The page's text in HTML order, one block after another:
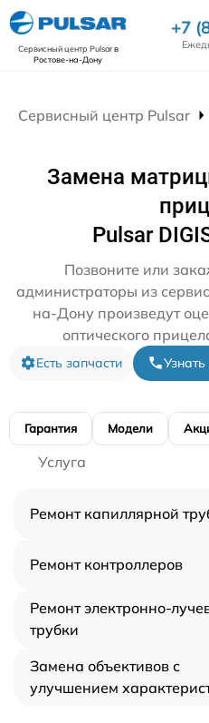
Сервисный центр Pulsarв
Ростове-на-Дону
+7
Сервисный центр Pulsar
Замена
Pulsar
Позвоните или
администраторы из
на-Дону произведут
оптического
Есть запчасти Узнать
Гарантия Модели
Услуга
Ремонт капиллярной
Ремонт контроллеров
Ремонт электронно-
трубки
Замена объективов с
улучшением